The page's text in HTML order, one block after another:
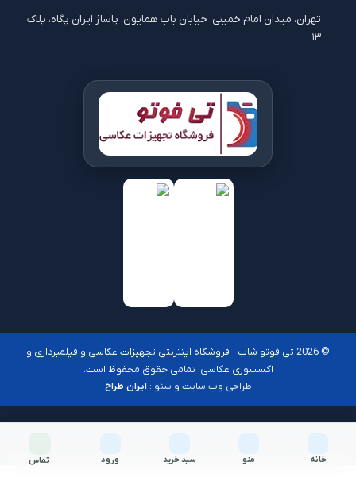
تهران، میدان امام خمینی، خیابان باب همایون، پاساژ ایران پگاه، پلاک
۱۳
© 2026 تی فوتو شاپ - فروشگاه اینترنتی تجهیزات عکاسی و فیلمبرداری و
اکسسوری عکاسی. تمامی حقوق محفوظ است.
طراحی وب سایت و سئو : ایران طراح
خانه منو سبد خرید ورود تماس